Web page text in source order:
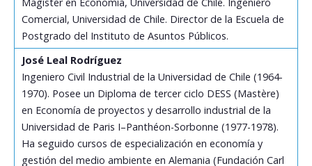
Comercial, Universidad de Chile. Director de la Escuela de
Postgrado del Instituto de Asuntos Públicos.
José Leal Rodríguez
Ingeniero Civil Industrial de la Universidad de Chile (1964-
1970). Posee un Diploma de tercer ciclo DESS (Mastère)
en Economía de proyectos y desarrollo industrial de la
Universidad de Paris I–Panthéon-Sorbonne (1977-1978).
Ha seguido cursos de especialización en economía y
gestión del medio ambiente en Alemania (Fundación Carl